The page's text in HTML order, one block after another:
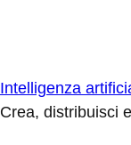
Intelligenza
Crea, distribuisci